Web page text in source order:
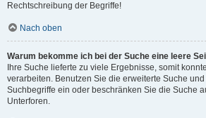
Rechtschreibung der Begriffe!
Nach oben
Warum bekomme ich bei der Suche eine leere
Ihre Suche lieferte zu viele Ergebnisse, somit
verarbeiten. Benutzen Sie die erweiterte Suche
Suchbegriffe ein oder beschränken Sie die Suche
Unterforen.